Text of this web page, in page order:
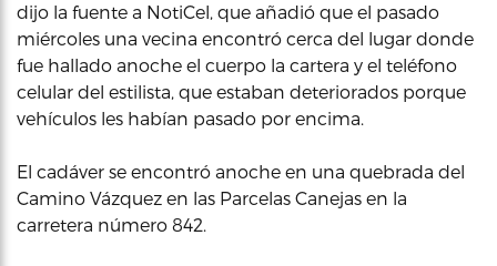
dijo la fuente a NotiCel, que añadió que el pasado
miércoles una vecina encontró cerca del lugar donde
fue hallado anoche el cuerpo la cartera y el teléfono
celular del estilista, que estaban deteriorados porque
vehículos les habían pasado por encima.
El cadáver se encontró anoche en una quebrada del
Camino Vázquez en las Parcelas Canejas en la
carretera número 842.